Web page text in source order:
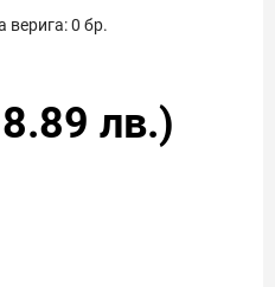
верига:0 бр.
лв.)